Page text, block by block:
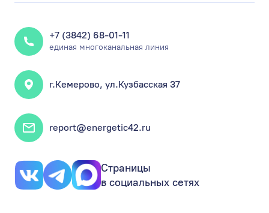
+7 (3842) 68-01-11
единая многоканальная линия
г.Кемерово, ул.Кузбасская 37
report@energetic42.ru
Страницы
в социальных сетях